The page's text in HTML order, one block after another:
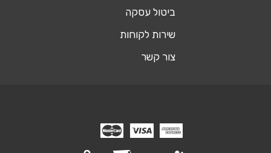
ביטול עסקה
שירות לקוחות
צור קשר